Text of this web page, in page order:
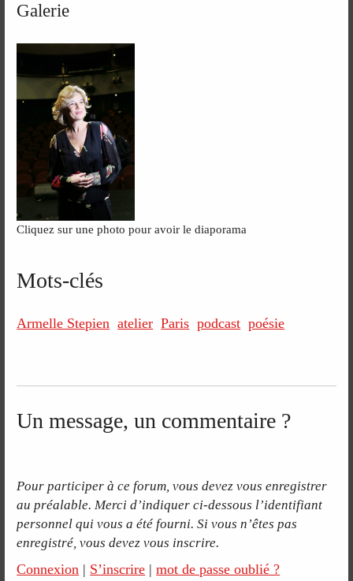
Galerie
Cliquez sur une photo pour avoir le diaporama
Mots-clés
Armelle Stepien atelier Paris podcast poésie
Un message, un commentaire ?
Pour participer à ce forum, vous devez vous enregistrer
au préalable. Merci d’indiquer ci-dessous l’identifiant
personnel qui vous a été fourni. Si vous n’êtes pas
enregistré, vous devez vous inscrire.
Connexion | S’inscrire |mot de passe oublié ?